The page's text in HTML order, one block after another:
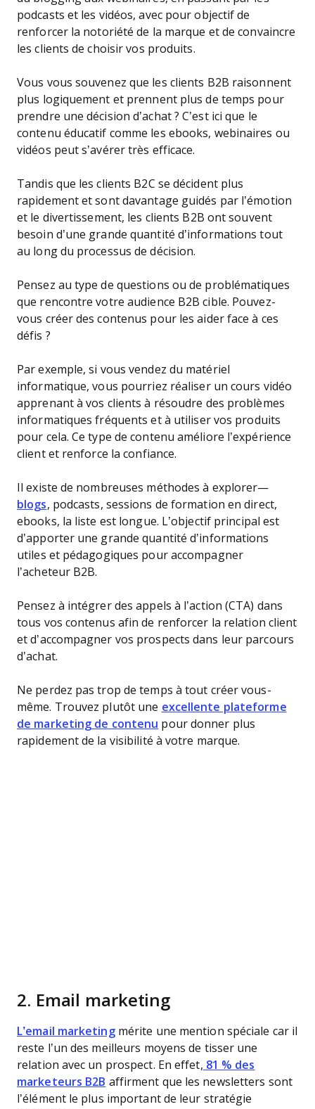
podcasts et les vidéos, avec pour objectif de
renforcer la notoriété de la marque et de convaincre
les clients de choisir vos produits.
Vous vous souvenez que les clients B2B raisonnent
plus logiquement et prennent plus de temps pour
prendre une décision d’achat ? C’est ici que le
contenu éducatif comme les ebooks, webinaires ou
vidéos peut s’avérer très efficace.
Tandis que les clients B2C se décident plus
rapidement et sont davantage guidés par l’émotion
et le divertissement, les clients B2B ont souvent
besoin d’une grande quantité d’informations tout
au long du processus de décision.
Pensez au type de questions ou de problématiques
que rencontre votre audience B2B cible. Pouvez-
vous créer des contenus pour les aider face à ces
défis ?
Par exemple, si vous vendez du matériel
informatique, vous pourriez réaliser un cours vidéo
apprenant à vos clients à résoudre des problèmes
informatiques fréquents et à utiliser vos produits
pour cela. Ce type de contenu améliore l’expérience
client et renforce la confiance.
Il existe de nombreuses méthodes à explorer—
blogs, podcasts, sessions de formation en direct,
ebooks, la liste est longue. L’objectif principal est
d’apporter une grande quantité d’informations
utiles et pédagogiques pour accompagner
l’acheteur B2B.
Pensez à intégrer des appels à l’action (CTA) dans
tous vos contenus afin de renforcer la relation client
et d’accompagner vos prospects dans leur parcours
d’achat.
Ne perdez pas trop de temps à tout créer vous-
même. Trouvez plutôt une excellente plateforme
de marketing de contenu pour donner plus
rapidement de la visibilité à votre marque.
2. Email marketing
L’email marketingmérite une mention spéciale car il
reste l’un des meilleurs moyens de tisser une
relation avec un prospect. En effet, 81 % des
marketeurs B2B affirment que les newsletters sont
l’élément le plus important de leur stratégie